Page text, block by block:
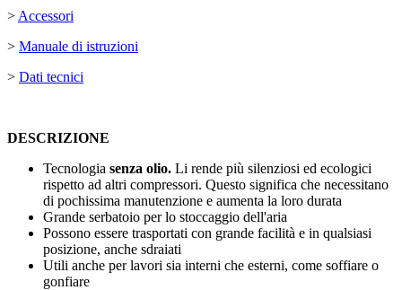
> Accessori
> Manuale di istruzioni
> Dati tecnici
DESCRIZIONE
Tecnologia senza olio. Li rende più silenziosi ed ecologici
rispetto ad altri compressori. Questo significa che necessitano
di pochissima manutenzione e aumenta la loro durata
Grande serbatoio per lo stoccaggio dell'aria
Possono essere trasportati con grande facilità e in qualsiasi
posizione, anche sdraiati
Utili anche per lavori sia interni che esterni, come soffiare o
gonfiare